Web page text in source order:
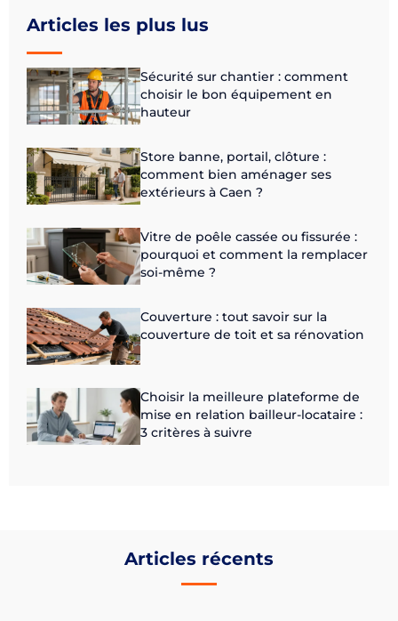
Articles les plus lus
Sécurité sur chantier : comment
choisir le bon équipement en
hauteur
Store banne, portail, clôture :
comment bien aménager ses
extérieurs à Caen ?
Vitre de poêle cassée ou fissurée :
pourquoi et comment la remplacer
soi-même ?
Couverture : tout savoir sur la
couverture de toit et sa rénovation
Choisir la meilleure plateforme de
mise en relation bailleur-locataire :
3 critères à suivre
Articles récents